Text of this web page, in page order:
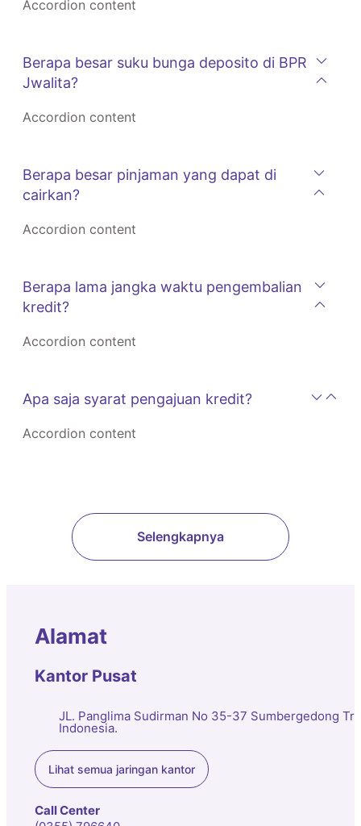
Accordion content
Berapa besar suku bunga deposito di BPR
Jwalita?
Accordion content
Berapa besar pinjaman yang dapat di
cairkan?
Accordion content
Berapa lama jangka waktu pengembalian
kredit?
Accordion content
Apa saja syarat pengajuan kredit?
Accordion content
Selengkapnya
Alamat
Kantor Pusat
JL. Panglima Sudirman No 35-37 Sumbergedong
Indonesia.
Lihat semua jaringan kantor
Call Center